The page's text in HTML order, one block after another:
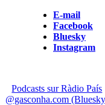
E-mail
Facebook
Bluesky
Instagram
Podcasts sur Ràdio País
@gasconha.com